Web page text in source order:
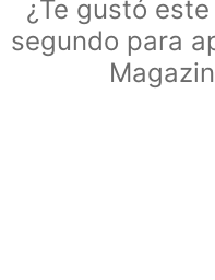
¿Te gustó
segundo para